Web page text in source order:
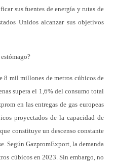
sus fuentes de energía y rutas de
Unidos alcanzar sus objetivos
8 mil millones de metros cúbicos de
supera el 1,6% del consumo total
en las entregas de gas europeas
proyectados de la capacidad de
constituye un descenso constante
Según GazpromExport, la demanda
cúbicos en 2023. Sin embargo, no